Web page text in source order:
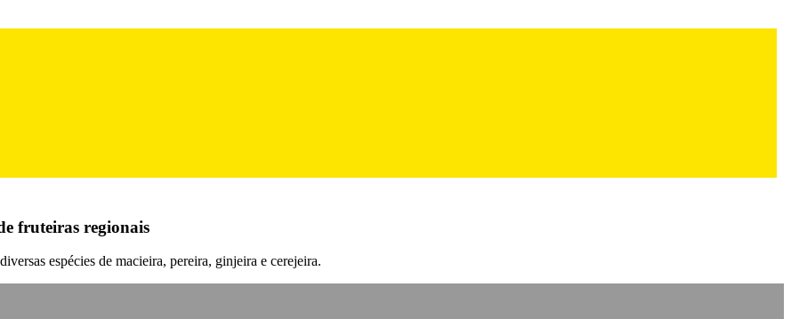
fruteiras regionais
espécies de macieira, pereira, ginjeira e cerejeira.